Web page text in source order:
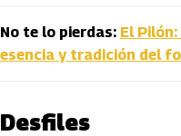
No te lo pierdas: El
esencia y tradición del
Desfiles